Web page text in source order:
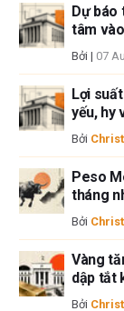
cập trong bài viết
nào được đề cập.
này, ngoài từ
giả không cam
tin này. FXStreet
thiếu sót hoặc bất
thông tin này và
lỗi và thiếu sót.
Tác giả và
có nội dung nào
Dự
tâm
Bởi | 07
Lợi
yếu, hy
Bởi
Peso
tháng
Bởi
Vàng
dập tắt
Bởi